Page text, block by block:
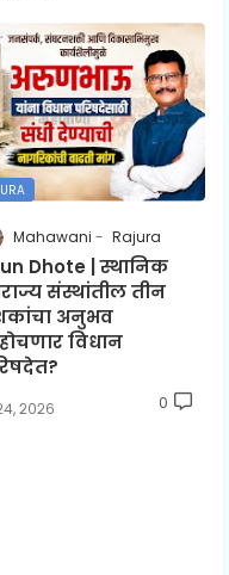
Mahawani Rajura
Dhote | स्थानिक
संस्थांतील तीन
अनुभव
विधान
२०२६ 0